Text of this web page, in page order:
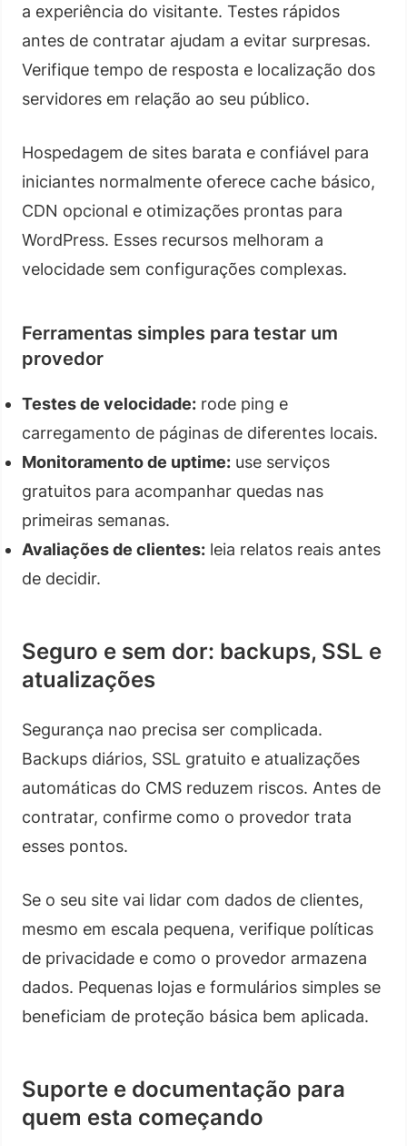
a experiência do visitante. Testes rápidos
antes de contratar ajudam a evitar surpresas.
Verifique tempo de resposta e localização dos
servidores em relação ao seu público.
Hospedagem de sites barata e confiável para
iniciantes normalmente oferece cache básico,
CDN opcional e otimizações prontas para
WordPress. Esses recursos melhoram a
velocidade sem configurações complexas.
Ferramentas simples para testar um
provedor
Testes de velocidade: rode ping e
carregamento de páginas de diferentes locais.
Monitoramento de uptime: use serviços
gratuitos para acompanhar quedas nas
primeiras semanas.
Avaliações de clientes: leia relatos reais antes
de decidir.
Seguro e sem dor: backups, SSL e
atualizações
Segurança nao precisa ser complicada.
Backups diários, SSL gratuito e atualizações
automáticas do CMS reduzem riscos. Antes de
contratar, confirme como o provedor trata
esses pontos.
Se o seu site vai lidar com dados de clientes,
mesmo em escala pequena, verifique políticas
de privacidade e como o provedor armazena
dados. Pequenas lojas e formulários simples se
beneficiam de proteção básica bem aplicada.
Suporte e documentação para
quem esta começando